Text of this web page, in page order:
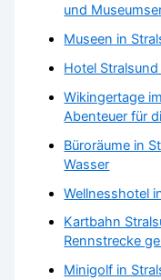
und
Museen in
Hotel
Wikingertage
Abenteuer für
Büroräume in
Wasser
Wellnesshotel
Kartbahn
Rennstrecke
Minigolf in